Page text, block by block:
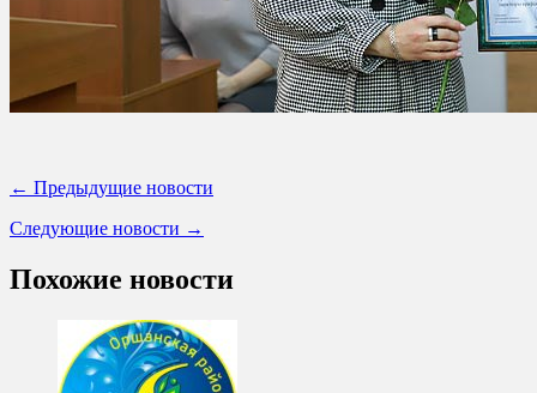
← Предыдущие новости
Следующие новости →
Похожие новости